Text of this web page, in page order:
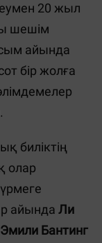
20 жыл
шешім
айында
бір жолға
биліктің
олар
айында Ли
Эмили Бантинг